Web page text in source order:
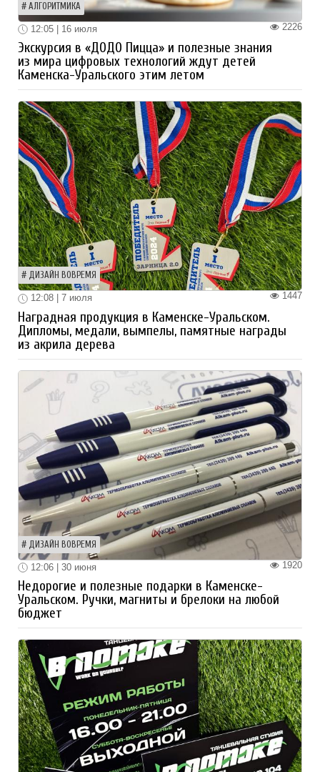
АЛГОРИТМИКА
2226
12:05 | 16 июля
Экскурсия в «ДОДО Пицца» и полезные знания
из мира цифровых технологий ждут детей
Каменска-Уральского этим летом
ДИЗАЙН ВОВРЕМЯ
1447
12:08 | 7 июля
Наградная продукция в Каменске-Уральском.
Дипломы, медали, вымпелы, памятные награды
из акрила дерева
ДИЗАЙН ВОВРЕМЯ
1920
12:06 | 30 июня
Недорогие и полезные подарки в Каменске-
Уральском. Ручки, магниты и брелоки на любой
бюджет